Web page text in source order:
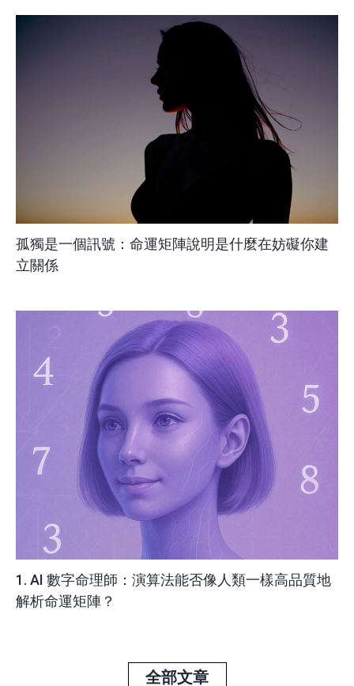
孤獨是一個訊號：命運矩陣說明是什麼在妨礙你建
立關係
1. AI 數字命理師：演算法能否像人類一樣高品質地
解析命運矩陣？
全部文章